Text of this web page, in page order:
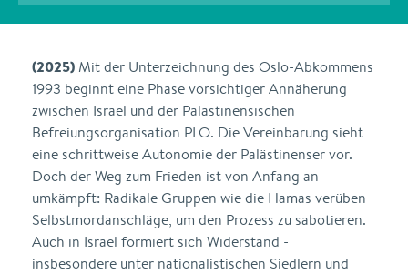
(2025) Mit der Unterzeichnung des Oslo-Abkommens
1993 beginnt eine Phase vorsichtiger Annäherung
zwischen Israel und der Palästinensischen
Befreiungsorganisation PLO. Die Vereinbarung sieht
eine schrittweise Autonomie der Palästinenser vor.
Doch der Weg zum Frieden ist von Anfang an
umkämpft: Radikale Gruppen wie die Hamas verüben
Selbstmordanschläge, um den Prozess zu sabotieren.
Auch in Israel formiert sich Widerstand -
insbesondere unter nationalistischen Siedlern und